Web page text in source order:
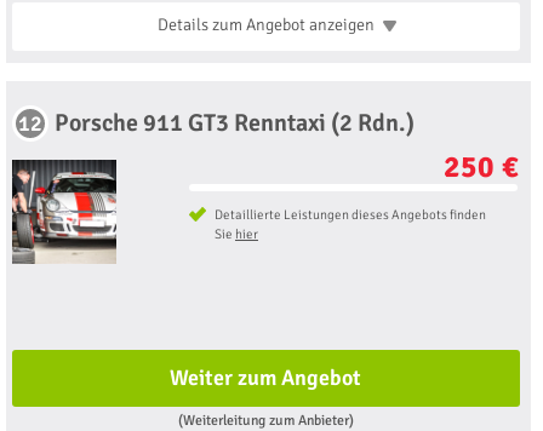
Details zum Angebotanzeigen
12 Porsche 911 GT3 Renntaxi (2 Rdn.)
250 €
Detaillierte Leistungen dieses Angebots finden
Sie hier
Weiter zum Angebot
(Weiterleitung zum Anbieter)